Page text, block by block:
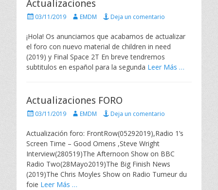
Actualizaciones
P
b
l
i
c
a
e
l
03/11/2019
A
t
r
EMDM Deja un comentario
¡Hola! Os anunciamos que acabamos de actualizar
el foro con nuevo material de children in need
(2019) y Final Space 2T En breve tendremos
subtitulos en español para la segunda Leer Más …
Actualizaciones FORO
P
b
l
i
c
a
d
o
03/11/2019
A
t
EMDM Deja un comentario
Actualización foro: FrontRow(05292019),Radio 1’s
Screen Time – Good Omens ,Steve Wright
Interview(280519)The Afternoon Show on BBC
Radio Two(28Mayo2019)The Big Finish News
(2019)The Chris Moyles Show on Radio Tumeur du
foie Leer Más …